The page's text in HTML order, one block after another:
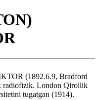
(1892.6.9, Bradford
London Qirollik
tugatgan (1914).